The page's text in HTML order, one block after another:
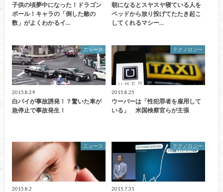
子供の頃夢中になった！ドラゴン
ボール！キャラの「倒した敵の
数」がよくわかるイ…
朝になるとスヤスヤ寝ている人を
ベッドから放り投げてたたき起こ
してくれるマシー…
ニュース
2015.8.29
白バイが事故誘発！？驚いた車が
急停止で事故発生！
テクノロジー
2015.8.25
ウーバーは「性犯罪者を雇用して
いる」 米国検察官らが主張
ニュース
2015.8.2
テクノロジー
2015.7.31